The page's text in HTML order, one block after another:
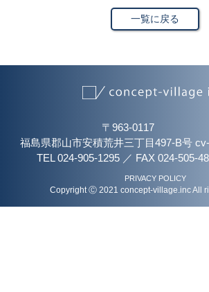
一覧に戻る
〒963-0117
福島県郡山市安積荒井三丁目497-B号
TEL 024-905-1295／ FAX 024-505-
PRIVACY POLICY
Copyright Ⓒ 2021 concept-village.inc All